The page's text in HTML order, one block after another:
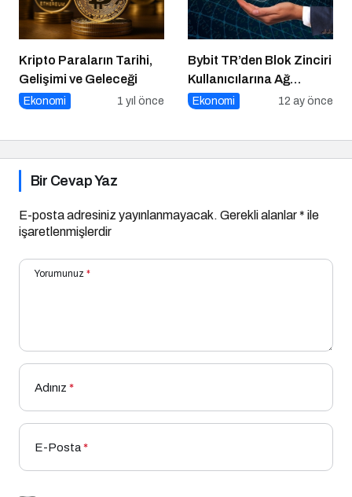
Kripto Paraların Tarihi,
Gelişimi ve Geleceği
Ekonomi 1 yıl önce
Bybit TR’den Blok Zinciri
Kullanıcılarına Ağ
Tıkanıklığı Rehberi!
Ekonomi 12 ay önce
Bir Cevap Yaz
E-posta adresiniz yayınlanmayacak. Gerekli alanlar* ile
işaretlenmişlerdir
Yorumunuz *
Adınız *
E-Posta*